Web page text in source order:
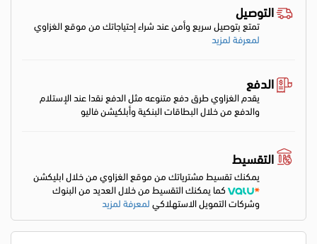
التوصيل
تمتع بتوصيل سريع وأمن عند شراء إحتياجاتك من موقع الغزاوي
لمعرفة لمزيد
الدفع
يقدم الغزاوي طرق دفع متنوعه مثل الدفع نقدا عند الإستلام
والدفع من خلال البطاقات البنكية وأبلكيشن فاليو
التقسيط
يمكنك تقسيط مشترياتك من موقع الغزاوي من خلال ابليكشن
كما يمكنك التقسيط من خلال العديد من البنوك
وشركات التمويل الاستهلاكيلمعرفة لمزيد